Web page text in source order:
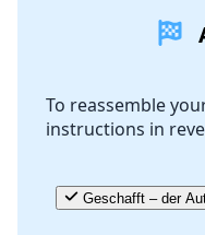
Kommentar
To reassemble
instructions in
Geschafft – der